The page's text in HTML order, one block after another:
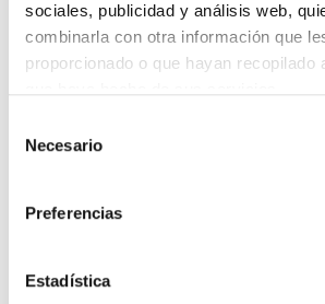
sociales, publicidad y análisis web,
combinarla con otra información que
proporcionado o que hayan recopilado
Necesario
Preferencias
Estadística
Archivo
2023
2020